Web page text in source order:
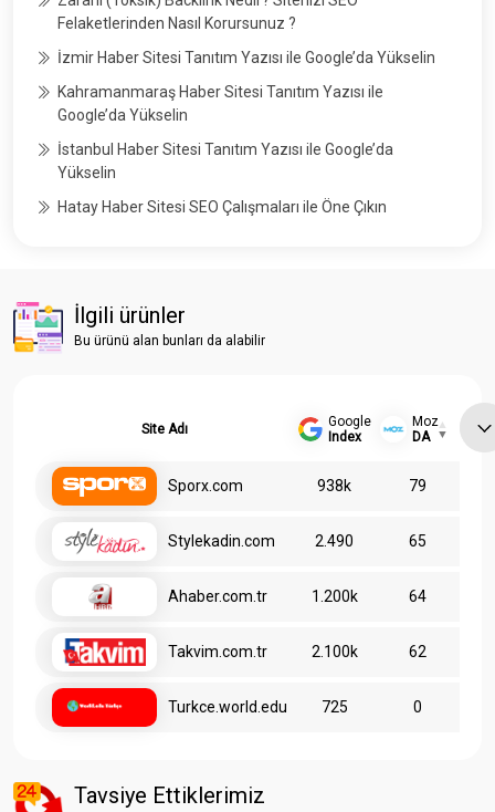
Felaketlerinden Nasıl Korursunuz ?
İzmir Haber Sitesi Tanıtım Yazısı ile Google’da Yükselin
Kahramanmaraş Haber Sitesi Tanıtım Yazısı ile
Google’da Yükselin
İstanbul Haber Sitesi Tanıtım Yazısı ile Google’da
Yükselin
Hatay Haber Sitesi SEO Çalışmaları ile Öne Çıkın
İlgili ürünler
Bu ürünü alan bunları da alabilir
Site Adı
Google
Index
Moz
DA
Sporx.com 938k 79
Stylekadin.com 2.490 65
Ahaber.com.tr 1.200k 64
Takvim.com.tr 2.100k 62
Turkce.world.edu 725 0
Tavsiye Ettiklerimiz